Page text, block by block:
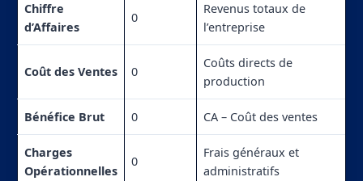
Chiffre
d’Affaires
0
Revenus totaux de
l’entreprise
Coût des Ventes 0
Coûts directs de
production
Bénéfice Brut 0 CA – Coût des ventes
Charges
Opérationnelles
0
Frais généraux et
administratifs